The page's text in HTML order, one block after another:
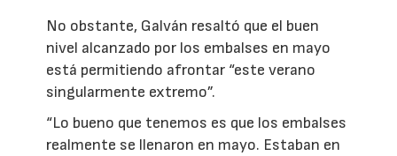
No obstante, Galván resaltó que el buen
nivel alcanzado por los embalses en mayo
está permitiendo afrontar “este verano
singularmente extremo”.
“Lo bueno que tenemos es que los embalses
realmente se llenaron en mayo. Estaban en